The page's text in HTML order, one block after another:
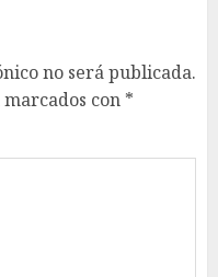
no será publicada.
con *